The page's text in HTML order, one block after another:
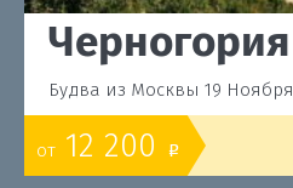
Черногория
Будва из Москвы 19 Ноября
от 12 200 o